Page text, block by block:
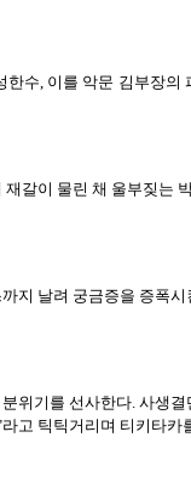
수, 이를 악문 김부장
갈이 물린 채 울부짖는
날려 궁금증을 증폭
기를 선사한다. 사생
고 틱틱거리며 티키타카